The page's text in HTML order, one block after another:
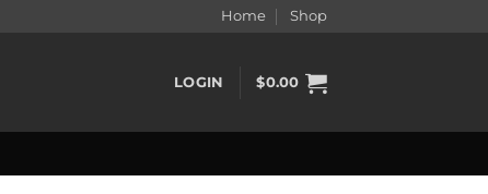
Home Shop
LOGIN $0.00